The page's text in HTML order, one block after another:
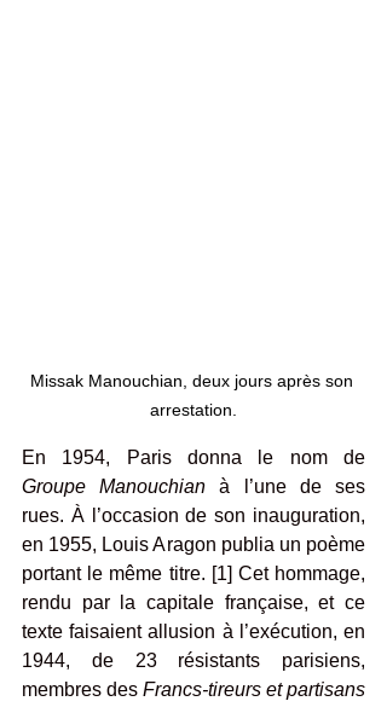
Missak Manouchian, deux jours après son
arrestation.
Groupe Manouchian à l’une de ses
rues. À l’occasion de son inauguration,
en 1955, Louis Aragon publia un poème
portant le même titre. [1] Cet hommage,
rendu par la capitale française, et ce
texte faisaient allusion à l’exécution, en
1944, de 23 résistants parisiens,
membres des Francs-tireurs et partisans